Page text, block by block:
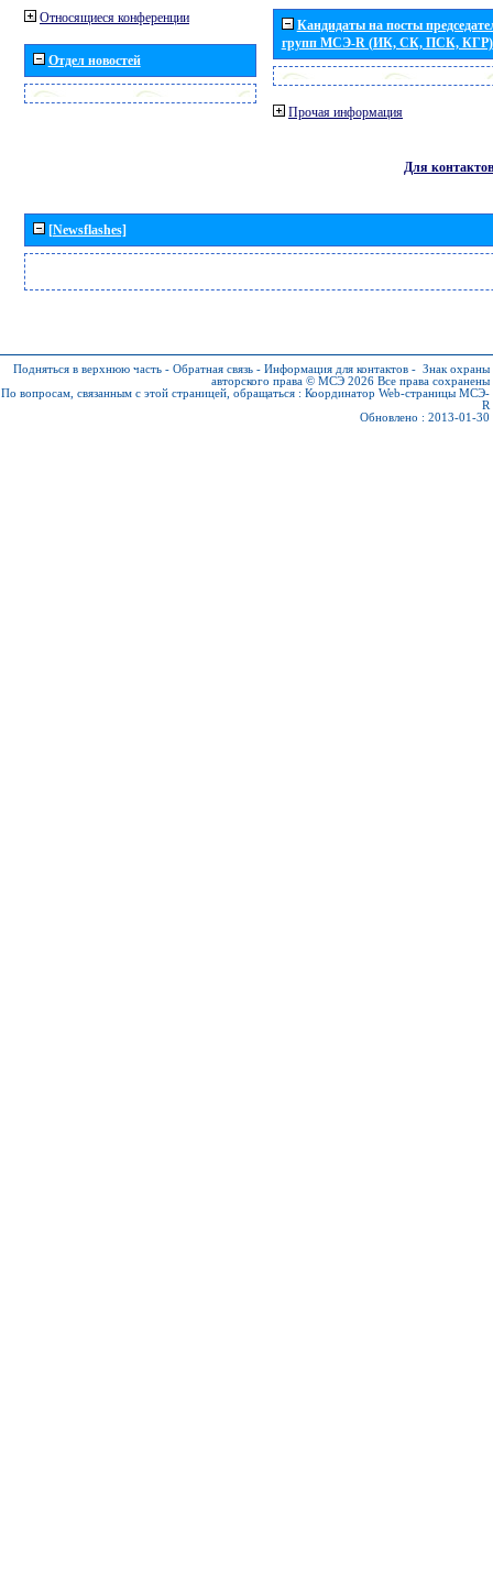
Относящиеся конференции
Отдел новостей
Кандидаты на посты
групп МСЭ-R (ИК, СК, ПСК, КГР)
Прочая информация
Для контактов
[Newsflashes]
Подняться в верхнюю часть - Обратная связь - Информация для контактов - Знак охраны
авторского права © МСЭ 2026 Все права сохранены
По вопросам, связанным с этой страницей, обращаться : Координатор Web-страницы МСЭ-
R
Обновлено : 2013-01-30